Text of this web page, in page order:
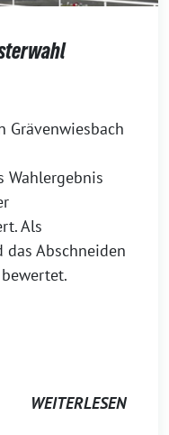
Grävenwiesbach
Wahlergebnis
Als
Abschneiden
WEITERLESEN